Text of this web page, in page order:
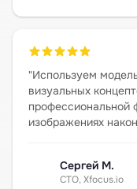
"Используем
визуальных
профессиональной
изображениях
Сергей М.
CTO, Xfocus.io